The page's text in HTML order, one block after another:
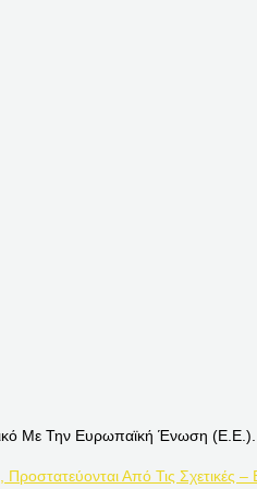
Με Την Ευρωπαϊκή Ένωση (Ε.Ε.).
Από Τις Σχετικές